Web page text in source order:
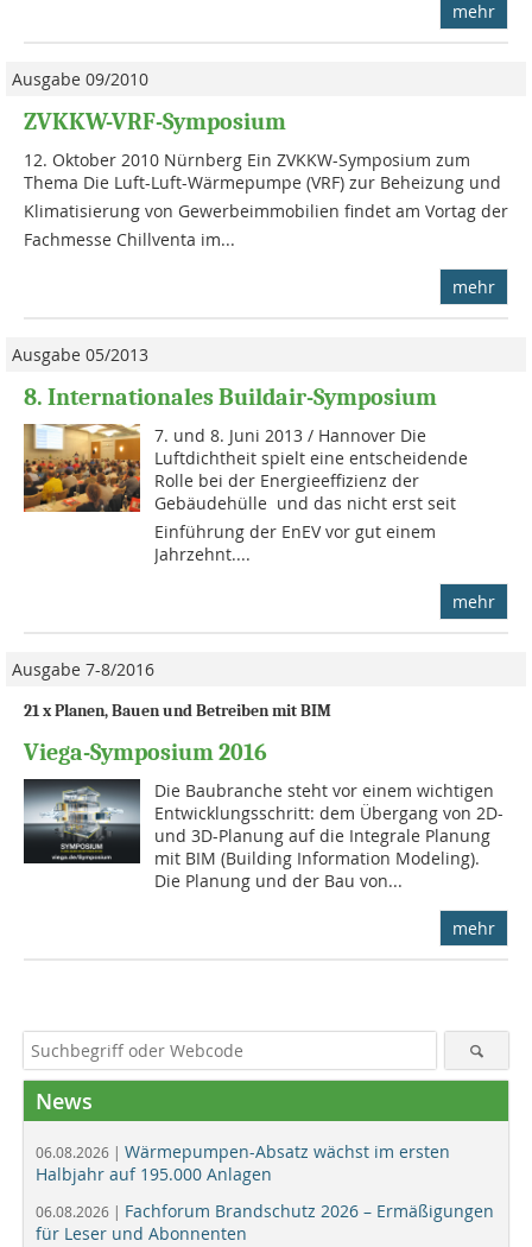
mehr
Ausgabe 09/2010
ZVKKW-VRF-Symposium
12. Oktober 2010 Nürnberg Ein ZVKKW-Symposium zum
Thema Die Luft-Luft-Wärmepumpe (VRF) zur Beheizung und
Klimatisierung von Gewerbeimmobilien findet am Vortag der
Fachmesse Chillventa im...
mehr
Ausgabe 05/2013
8. Internationales Buildair-Symposium
7. und 8. Juni 2013 / Hannover Die
Luftdichtheit spielt eine entscheidende
Rolle bei der Energieeffizienz der
Gebäudehülle  und das nicht erst seit
Einführung der EnEV vor gut einem
Jahrzehnt....
mehr
Ausgabe 7-8/2016
21 x Planen, Bauen und Betreiben mit BIM
Viega-Symposium 2016
Die Baubranche steht vor einem wichtigen
Entwicklungsschritt: dem Übergang von 2D-
und 3D-Planung auf die Integrale Planung
mit BIM (Building Information Modeling).
Die Planung und der Bau von...
mehr
News
06.08.2026 | Wärmepumpen-Absatz wächst im ersten
Halbjahr auf 195.000 Anlagen
06.08.2026 | Fachforum Brandschutz 2026 – Ermäßigungen
für Leser und Abonnenten